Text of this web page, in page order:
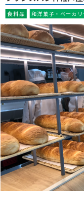
食料品 和洋菓子・ベーカリ